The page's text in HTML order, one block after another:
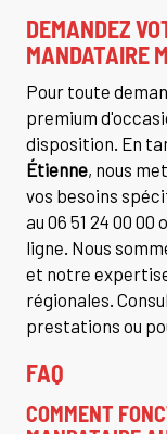
DEMANDEZ
MANDATAIRE
Pour toute
premium
disposition. En
Étienne, nous
vos besoins
au 06 51 24 00
ligne. Nous
et notre
régionales.
prestations ou
FAQ
COMMENT